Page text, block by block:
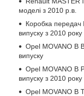
моделі з 2010 р.в.
Коробка передач
випуску з 2010 року
Opel MOVANO B
випуску
Opel MOVANO B
випуску з 2010 року
Opel MOVANO B